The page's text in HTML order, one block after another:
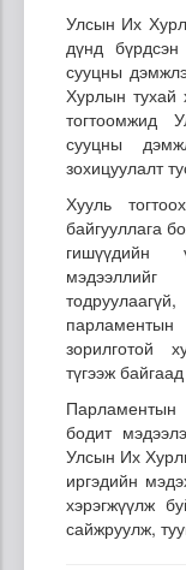
Улсын Их
дүнд
сууцны
Хурлын тухай
тогтоомжид
сууцны
зохицуулалт
Хууль
байгууллага
гишүүдийн
зорилготой
түгээж
Парламентын
бодит
Улсын Их
иргэдийн
хэрэгжүүлж
сайжруулж,